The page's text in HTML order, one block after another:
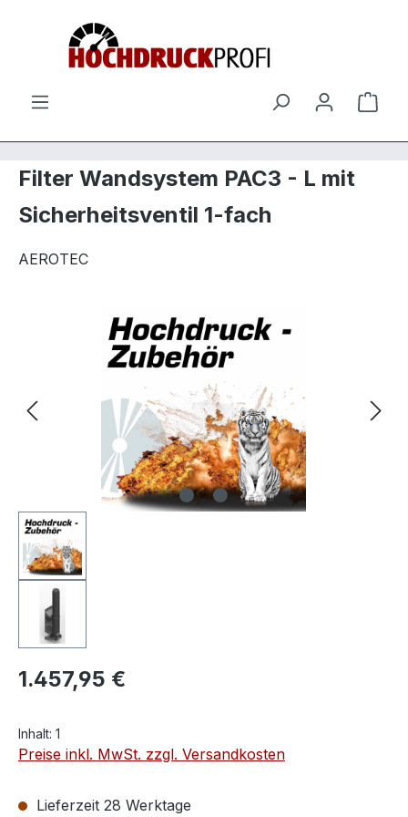
Zum Hauptinhalt springen
Filter Wandsystem PAC3 - L mit
Sicherheitsventil 1-fach
AEROTEC
Bildergalerie überspringen
1.457,95 €
Inhalt: 1
Preise inkl. MwSt. zzgl. Versandkosten
Lieferzeit 28 Werktage